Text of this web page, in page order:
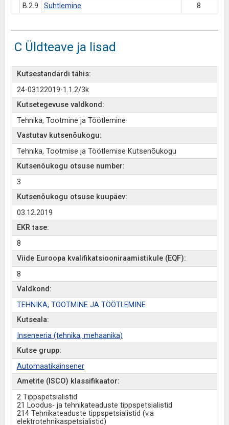
B.2.9
Suhtlemine 8
C Üldteave ja lisad
Kutsestandardi tähis:
24-03122019-1.1.2/3k
Kutsetegevuse valdkond:
Tehnika, Tootmine ja Töötlemine
Vastutav kutsenõukogu:
Tehnika, Tootmise ja Töötlemise Kutsenõukogu
Kutsenõukogu otsuse number:
3
Kutsenõukogu otsuse kuupäev:
03.12.2019
EKR tase:
8
Viide Euroopa kvalifikatsiooniraamistikule (EQF):
8
Valdkond:
TEHNIKA, TOOTMINE JA TÖÖTLEMINE
Kutseala:
Inseneeria (tehnika, mehaanika)
Kutse grupp:
Automaatikainsener
Ametite (ISCO) klassifikaator:
2 Tippspetsialistid
21 Loodus- ja tehnikateaduste tippspetsialistid
214 Tehnikateaduste tippspetsialistid (v.a
elektrotehnikaspetsialistid)